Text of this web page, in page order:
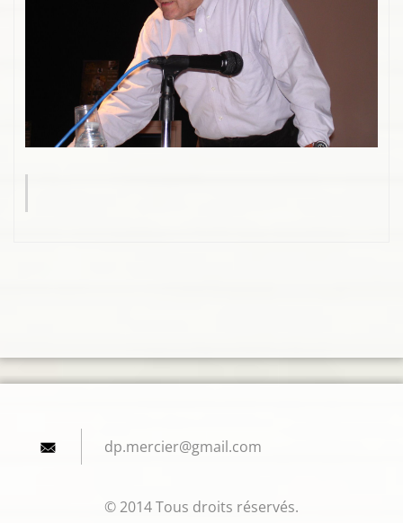
dp.mercier@gmail.com
© 2014 Tous droits réservés.